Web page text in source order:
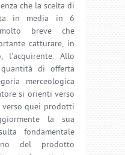
che la scelta di
in media in 6
breve che
catturare, in
Allo
quantità di offerta
merceologica
si orienti verso
quei prodotti
la sua
fondamentale
del prodotto